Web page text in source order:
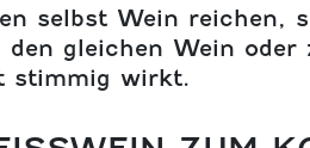
selbst Wein reichen,
den gleichen Wein
stimmig wirkt.